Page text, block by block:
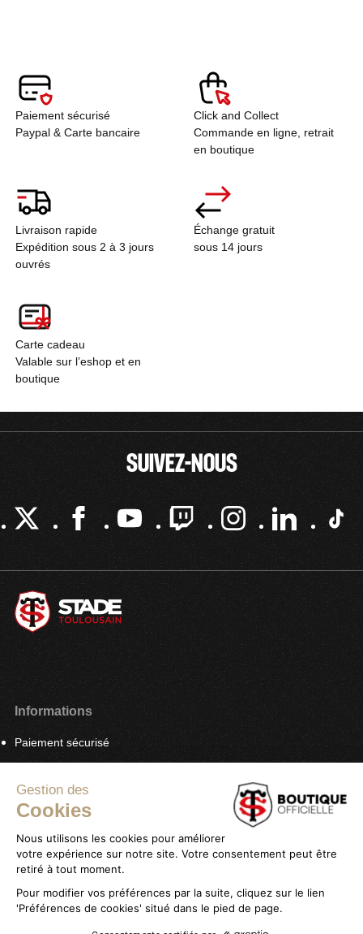
Gestion des
Cookies
Nous utilisons les cookies pour améliorer
votre expérience sur notre site. Votre consentement peut être
retiré à tout moment.
Pour modifier vos préférences par la suite, cliquez sur le lien
'Préférences de cookies' situé dans le pied de page.
Paiement sécurisé
Paypal & Carte bancaire
Click and Collect
Commande en ligne, retrait
en boutique
Livraison rapide
Expédition sous 2 à 3 jours
ouvrés
Échange gratuit
sous 14 jours
Carte cadeau
Valable sur l’eshop et en
boutique
SUIVEZ-NOUS
Informations
Paiement sécurisé
Mon compte
Service client
Livraison & Retours
Magasins
Contactez-nous
Stade Toulousain
Promotions
Tenues Officielles Nike